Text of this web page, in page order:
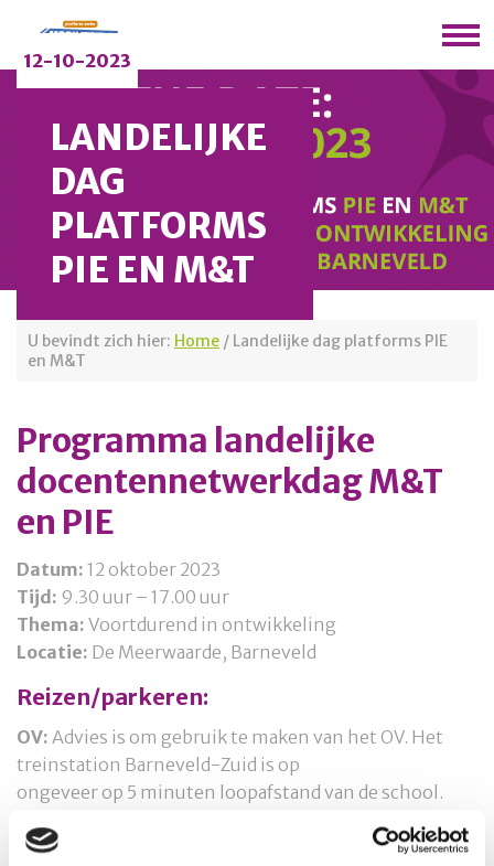
12-10-2023
LANDELIJKE
DAG
PLATFORMS
PIE EN M&T
U bevindt zich hier: Home / Landelijke dag platforms PIE
en M&T
Programma landelijke
docentennetwerkdag M&T
en PIE
Datum: 12 oktober 2023
Tijd: 9.30 uur – 17.00 uur
Thema: Voortdurend in ontwikkeling
Locatie: De Meerwaarde, Barneveld
Reizen/parkeren:
OV: Advies is om gebruik te maken van het OV. Het
treinstation Barneveld-Zuid is op
ongeveer op 5 minuten loopafstand van de school.
Vellerselaan 1 in Barneveld, vervolgens pendelbus